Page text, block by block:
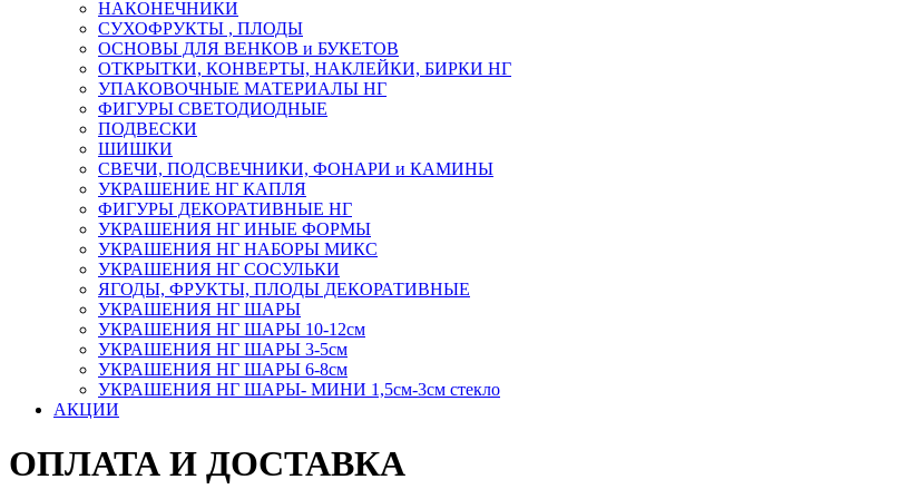
НАКОНЕЧНИКИ
СУХОФРУКТЫ , ПЛОДЫ
ОСНОВЫ ДЛЯ ВЕНКОВ и БУКЕТОВ
ОТКРЫТКИ, КОНВЕРТЫ, НАКЛЕЙКИ, БИРКИ НГ
УПАКОВОЧНЫЕ МАТЕРИАЛЫ НГ
ФИГУРЫ СВЕТОДИОДНЫЕ
ПОДВЕСКИ
ШИШКИ
СВЕЧИ, ПОДСВЕЧНИКИ, ФОНАРИ и КАМИНЫ
УКРАШЕНИЕ НГ КАПЛЯ
ФИГУРЫ ДЕКОРАТИВНЫЕ НГ
УКРАШЕНИЯ НГ ИНЫЕ ФОРМЫ
УКРАШЕНИЯ НГ НАБОРЫ МИКС
УКРАШЕНИЯ НГ СОСУЛЬКИ
ЯГОДЫ, ФРУКТЫ, ПЛОДЫ ДЕКОРАТИВНЫЕ
УКРАШЕНИЯ НГ ШАРЫ
УКРАШЕНИЯ НГ ШАРЫ 10-12см
УКРАШЕНИЯ НГ ШАРЫ 3-5см
УКРАШЕНИЯ НГ ШАРЫ 6-8см
УКРАШЕНИЯ НГ ШАРЫ- МИНИ 1,5см-3см стекло
АКЦИИ
ОПЛАТА И ДОСТАВКА